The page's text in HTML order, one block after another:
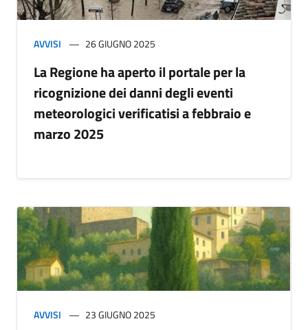
AVVISI 26 GIUGNO 2025
La Regione ha aperto il portale per la
ricognizione dei danni degli eventi
meteorologici verificatisi a febbraio e
marzo 2025
AVVISI 23 GIUGNO 2025